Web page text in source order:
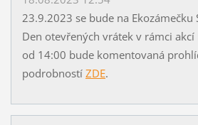
23.9.2023 se bude na Ekozámečku
Den otevřených vrátek v rámci akcí
od 14:00 bude komentovaná
podrobností ZDE.